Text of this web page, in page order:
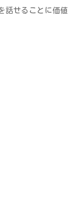
話せることに価値